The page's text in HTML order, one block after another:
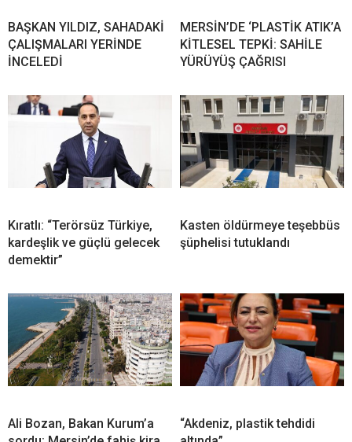
BAŞKAN YILDIZ, SAHADAKİ
ÇALIŞMALARI YERİNDE
İNCELEDİ
MERSİN’DE ‘PLASTİK ATIK’A
KİTLESEL TEPKİ: SAHİLE
YÜRÜYÜŞ ÇAĞRISI
Kıratlı: “Terörsüz Türkiye,
kardeşlik ve güçlü gelecek
demektir”
Kasten öldürmeye teşebbüs
şüphelisi tutuklandı
Ali Bozan, Bakan Kurum’a
“Akdeniz, plastik tehdidi